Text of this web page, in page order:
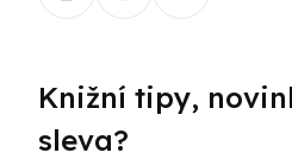
Knižní tipy,
sleva?